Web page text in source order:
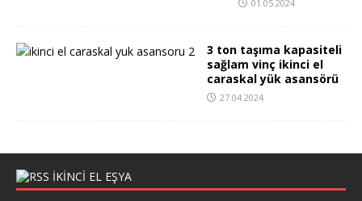
01.05.2024
3 ton taşıma kapasiteli
sağlam vinç ikinci el
caraskal yük asansörü
27.04.2024
IKINCI EL EŞYA